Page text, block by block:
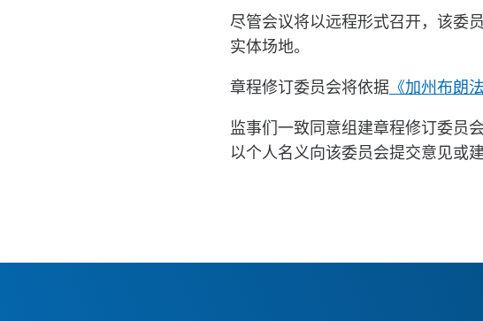
尽管会议将以远程形式召开，该委
实体场地。
章程修订委员会将依据 《加州布朗
监事们一致同意组建章程修订委员
以个人名义向该委员会提交意见或